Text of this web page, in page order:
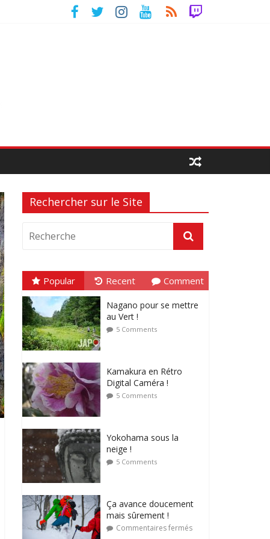
Rechercher sur le Site
Popular Recent Comment
Nagano pour se mettre
au Vert !
5 Comments
Kamakura en Rétro
Digital Caméra !
5 Comments
Yokohama sous la
neige !
5 Comments
Ça avance doucement
mais sûrement !
Commentaires fermés